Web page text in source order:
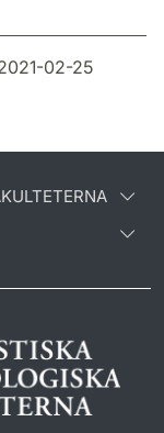
02-25